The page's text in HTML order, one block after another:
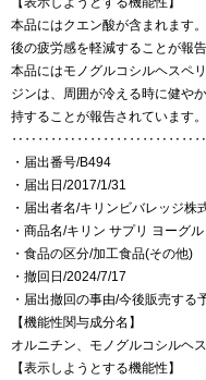
本品にはクエン酸が含まれます
後の疲労感を軽減することが報
本品にはモノグルコシルヘスペ
ジンは、周囲が冷える時に健や
持することが報告されています。
・届出番号/B494
・届出日/2017/1/31
・届出者名/キリンビバレッジ株
・商品名/キリン サプリ ヨーグ
・食品の区分/加工食品(その他)
・撤回日/2024/7/17
・届出撤回の事由/今後販売する
【機能性関与成分名】
オルニチン、モノグルコシルヘ
【表示しようとする機能性】